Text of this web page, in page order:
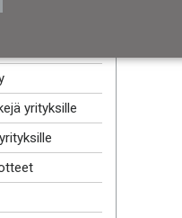
yrityksille